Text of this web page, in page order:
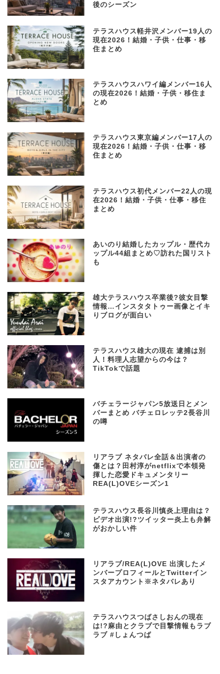
後のシーズン
テラスハウス軽井沢メンバー19人の
現在2026！結婚・子供・仕事・移
住まとめ
テラスハウスハワイ編メンバー16人
の現在2026！結婚・子供・移住ま
とめ
テラスハウス東京編メンバー17人の
現在2026！結婚・子供・仕事・移
住まとめ
テラスハウス初代メンバー22人の現
在2026！結婚・子供・仕事・移住
まとめ
あいのり結婚したカップル・歴代カ
ップル44組まとめ♡訪れた国リスト
も
雄大テラスハウス卒業後?彼女目撃
情報…インスタタトゥー画像とイキ
りブログが面白い
テラスハウス雄大の現在 逮捕は別
人！料理人志望からの今は？
TikTokで話題
バチェラージャパン5放送日とメン
バーまとめ バチェロレッテ2長谷川
の噂
リアラブ ネタバレ全話＆出演者の
傷とは？田村淳がnetflixで本領発
揮した恋愛ドキュメンタリー
REA(L)OVEシーズン1
テラスハウス長谷川慎炎上理由は？
ビデオ出演!?ツイッター炎上も弁解
がおかしい件
リアラブ/REA(L)OVE 出演したメ
ンバープロフィールとTwitterイン
スタアカウント※ネタバレあり
テラスハウスつばさしおんの現在
は!?麻由とクラブで目撃情報もラブ
ラブ #しょんつば